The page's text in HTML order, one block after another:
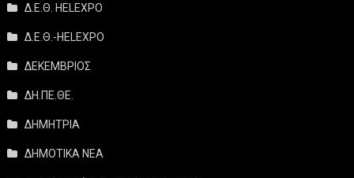
Δ.Ε.Θ. HELEXPO
Δ.Ε.Θ.-HELEXPO
ΔΕΚΕΜΒΡΙΟΣ
ΔΗ.ΠΕ.ΘΕ.
ΔΗΜΗΤΡΙΑ
ΔΗΜΟΤΙΚΑ ΝΕΑ